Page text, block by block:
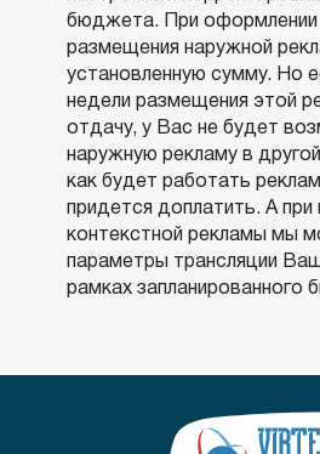
бюджета. При оформлении
размещения наружной
установленную сумму. Но
недели размещения этой
отдачу, у Вас не будет
наружную рекламу в
как будет работать
придется доплатить. А при
контекстной рекламы мы
параметры трансляции
рамках запланированного